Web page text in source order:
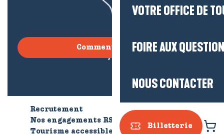
VOTRE OFFICE DE
FOIRE AUX
NOUS CONTACTER
Billetterie
Comment venir ?
Recrutement
Qui sommes-nous ?
Nos engagements RSE
Tourisme accessible